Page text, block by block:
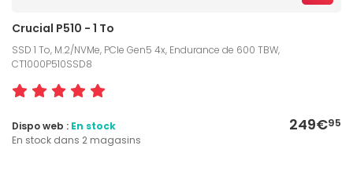
Crucial P510 - 1 To
SSD 1 To, M.2/NVMe, PCIe Gen5 4x, Endurance de 600 TBW,
CT1000P510SSD8
249€95
Dispo web : En stock
En stock dans 2 magasins